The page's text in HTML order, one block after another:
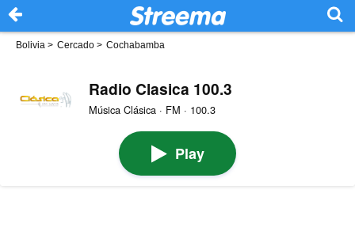
Bolivia > Cercado > Cochabamba
Radio Clasica 100.3
Música Clásica · FM · 100.3
Play